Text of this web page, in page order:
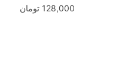
128,000 تومان